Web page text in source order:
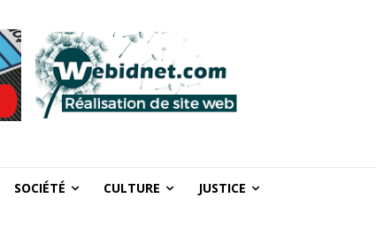
SOCIÉTÉ CULTURE JUSTICE